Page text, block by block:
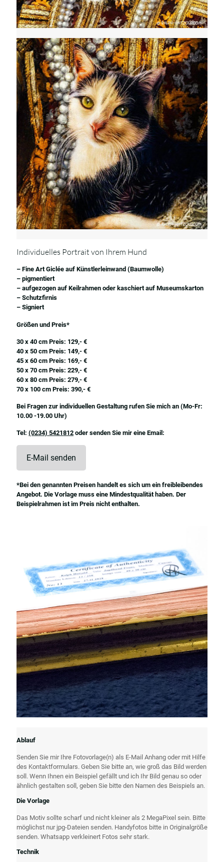
Individuelles Portrait von Ihrem Hund
– Fine Art Giclée auf Künstlerleinwand (Baumwolle)
– pigmentiert
– aufgezogen auf Keilrahmen oder kaschiert auf Museumskarton
– Schutzfirnis
– Signiert
Größen und Preis*
30 x 40 cm Preis: 129,- €
40 x 50 cm Preis: 149,- €
45 x 60 cm Preis: 169,- €
50 x 70 cm Preis: 229,- €
60 x 80 cm Preis: 279,- €
70 x 100 cm Preis: 390,- €
Bei Fragen zur individuellen Gestaltung rufen Sie mich an (Mo-Fr:
10.00 -19.00 Uhr)
Tel: (0234) 5421812 oder senden Sie mir eine Email:
E-Mail senden
*Bei den genannten Preisen handelt es sich um ein freibleibendes
Angebot. Die Vorlage muss eine Mindestqualität haben. Der
Beispielrahmen ist im Preis nicht enthalten.
Ablauf
Senden Sie mir Ihre Fotovorlage(n) als E-Mail Anhang oder mit Hilfe
des Kontaktformulars. Geben Sie bitte an, wie groß das Bild werden
soll. Wenn Ihnen ein Beispiel gefällt und ich Ihr Bild genau so oder
ähnlich gestalten soll, geben Sie bitte den Namen des Beispiels an.
Die Vorlage
Das Motiv sollte scharf und nicht kleiner als 2 MegaPixel sein. Bitte
möglichst nur jpg-Dateien senden. Handyfotos bitte in Originalgröße
senden. Whatsapp verkleinert Fotos sehr stark.
Technik